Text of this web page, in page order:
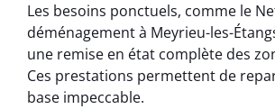
Les besoins ponctuels, comme le
déménagement à Meyrieu-les-
une remise en état complète des
Ces prestations permettent de
base impeccable.